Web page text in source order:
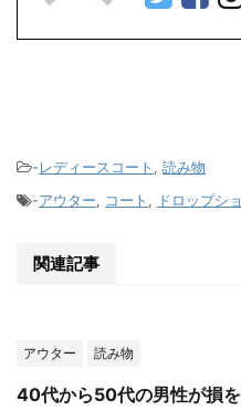
-レディースコート , 読み物
-アウター, コート , ドロップシ
関連記事
アウター 読み物
40代から50代の男性が損